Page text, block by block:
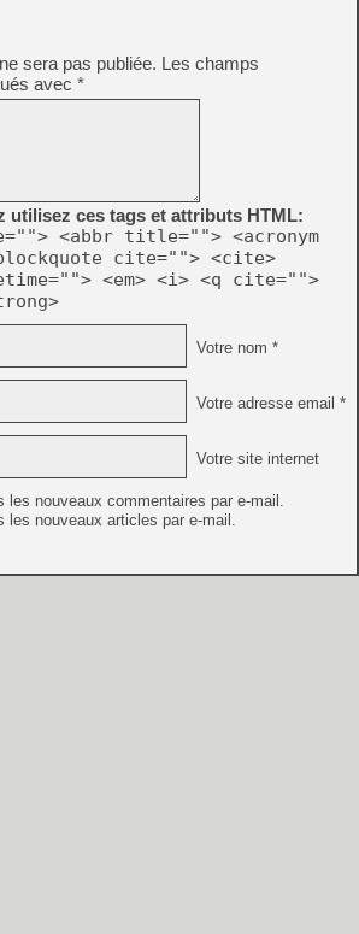
sera pas publiée. Les champs
avec *
utilisez ces tags et attributs HTML:
<abbr title=""> <acronym
cite=""> <cite>
<em> <i> <q cite="">
Votre nom *
Votre adresse email *
Votre site internet
les nouveaux commentaires par e-mail.
les nouveaux articles par e-mail.